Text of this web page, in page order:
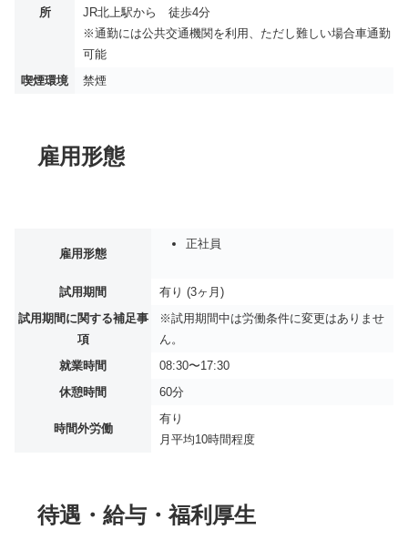
所
JR北上駅から 徒歩4分
※通勤には公共交通機関を利用、ただし難しい場合車通勤
可能
喫煙環境
禁煙
雇用形態
雇用形態
正社員
試用期間
有り (3ヶ月)
試用期間に関する補足事
項
※試用期間中は労働条件に変更はありませ
ん。
就業時間
08:30〜17:30
休憩時間
60分
時間外労働
有り
月平均10時間程度
待遇・給与・福利厚生